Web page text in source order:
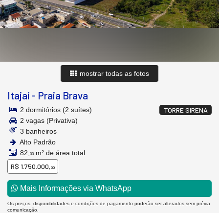
mostrar todas as fotos
Itajaí - Praia Brava
TORRE SIRENA
2 dormitórios (2 suítes)
2 vagas (Privativa)
3 banheiros
Alto Padrão
82, 00 m² de área total
R$ 1.750.000,00
Mais Informações via WhatsApp
Os preços, disponibilidades e condições de pagamento poderão ser alterados sem prévia
comunicação.